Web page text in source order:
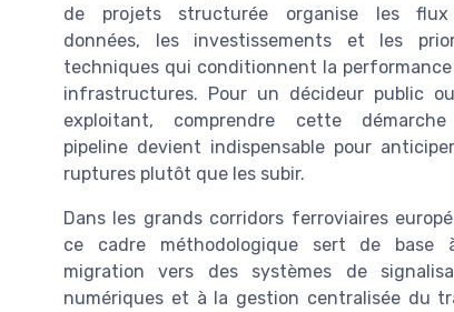
de projets structurée organise les
données, les investissements et les
techniques qui conditionnent la
infrastructures. Pour un décideur public
exploitant, comprendre cette
pipeline devient indispensable pour
ruptures plutôt que les subir.
Dans les grands corridors ferroviaires
ce cadre méthodologique sert de base
migration vers des systèmes de
numériques et à la gestion centralisée du